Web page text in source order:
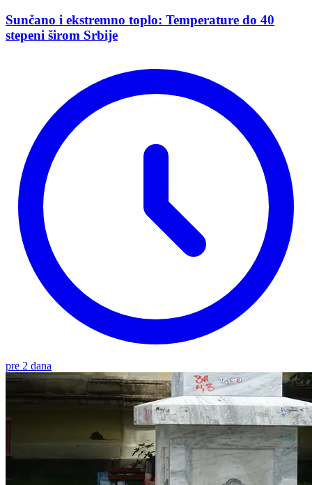
Sunčano i ekstremno toplo: Temperature do 40
stepeni širom Srbije
pre 2 dana